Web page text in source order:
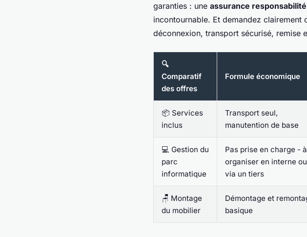
garanties : une assurance
incontournable. Et demandez clairement
déconnexion, transport sécurisé, remise
🔍
Comparatif
des offres
Formule économique
📦 Services
inclus
Transport seul,
manutention de base
💻 Gestion du
parc
informatique
Pas prise en charge - à
organiser en interne ou
via un tiers
🪑 Montage
du mobilier
Démontage et
basique